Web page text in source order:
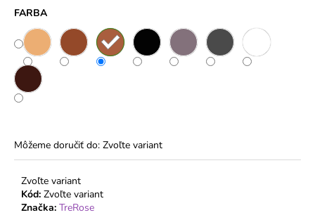
FARBA
Môžeme doručiť do: Zvoľte variant
Zvoľte variant
Kód: Zvoľte variant
Značka: TreRose
d
o
ú
č
a
DÁMSKE
BAVLNENÉ
NOHAVIČKY